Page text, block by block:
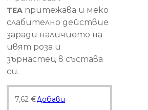
TEA притежава и меко
слабително действие
заради наличието на
цвят роза и
зърнастец в състава
си.
7,62 €Добави